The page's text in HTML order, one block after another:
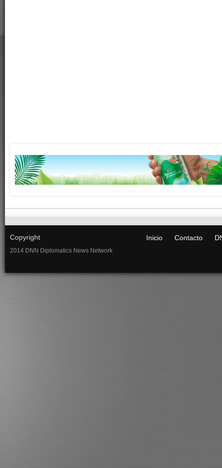
Copyright
2014 DNN Diplomatics News Network
Inicio Contacto